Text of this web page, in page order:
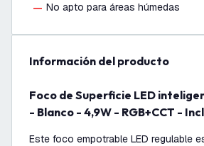
No apto para áreas húmedas
información del producto
Foco de Superficie LED inteligente - Cuadrado
- Blanco - 4,9W - RGB+CCT -
Este foco empotrable LED regulable